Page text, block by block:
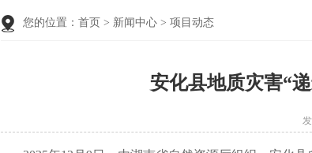
您的位置： 首页 > 新闻中心 > 项目动态
安化县地质灾害“